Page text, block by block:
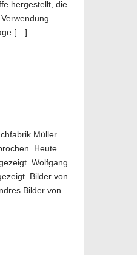
hergestellt, die
[…]
Müller
Heute
Wolfgang
Bilder von
Bilder von